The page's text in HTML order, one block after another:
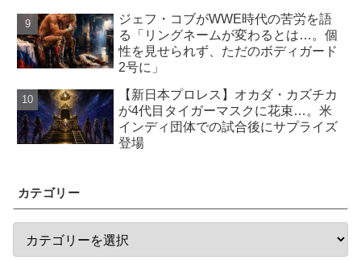
ジェフ・コブがWWE時代の苦労を語
る「リングネームが変わるとは…。個
性を見せられず、ただのボディガード
2号に」
【新日本プロレス】オカダ・カズチカ
が4代目タイガーマスクに花束…。米
インディ団体での試合後にサプライズ
登場
カテゴリー